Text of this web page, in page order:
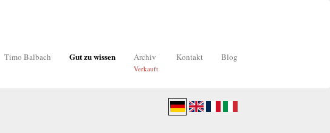
Timo Balbach Gut zu wissen Archiv
Verkauft
Kontakt Blog